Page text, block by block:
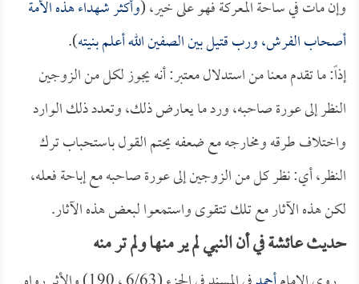
وإن مات في ساحة المعركة فهو على خير، (وأكثر شهداء هذه الأمة
أصحاب الفرش، ورب قتيل بين الصفين الله أعلم بنيته).
إذاً: ما تقدم معنا من استدلال معتبر: أنه يجوز لكل من الزوجين
النظر إلى عورة صاحبه، ورد ما يعارض ذلك، وتعدد ذلك الوارد
واختلاف طرقه ومخارجه مع ضعفه يحتم القول باستحباب ترك
النظر، أي: نظر كل من الزوجين إلى عورة صاحبه مع إباحة فعله،
لكن هذه الآثار مع تلك تتقوى واستمعوا لبعض هذه الآثار.
حديث عائشة في أن النبي لم ير منها ولم تر منه